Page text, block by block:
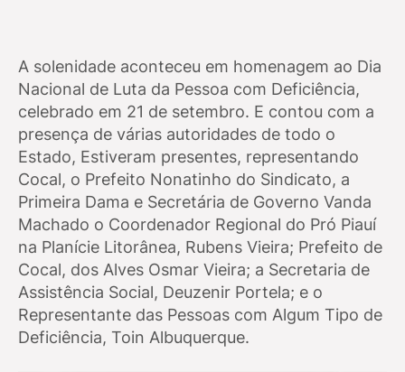
A solenidade aconteceu em homenagem ao Dia
Nacional de Luta da Pessoa com Deficiência,
celebrado em 21 de setembro. E contou com a
presença de várias autoridades de todo o
Estado, Estiveram presentes, representando
Cocal, o Prefeito Nonatinho do Sindicato, a
Primeira Dama e Secretária de Governo Vanda
Machado o Coordenador Regional do Pró Piauí
na Planície Litorânea, Rubens Vieira; Prefeito de
Cocal, dos Alves Osmar Vieira; a Secretaria de
Assistência Social, Deuzenir Portela; e o
Representante das Pessoas com Algum Tipo de
Deficiência, Toin Albuquerque.